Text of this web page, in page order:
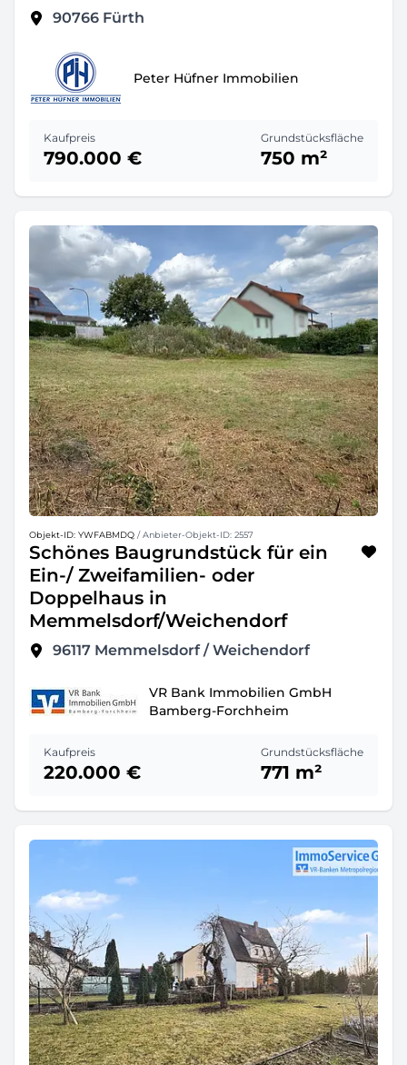
90766 Fürth
Peter Hüfner Immobilien
Kaufpreis
790.000 €
Grundstücksfläche
750 m²
Objekt-ID: YWFABMDQ / Anbieter-Objekt-ID: 2557
Schönes Baugrundstück für ein
Ein-/ Zweifamilien- oder
Doppelhaus in
Memmelsdorf/Weichendorf
96117 Memmelsdorf / Weichendorf
VR Bank Immobilien GmbH
Bamberg-Forchheim
Kaufpreis
220.000 €
Grundstücksfläche
771 m²